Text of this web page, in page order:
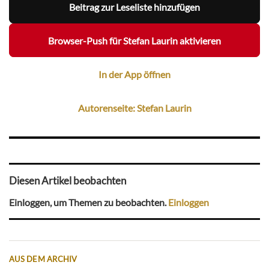
Beitrag zur Leseliste hinzufügen
Browser-Push für Stefan Laurin aktivieren
In der App öffnen
Autorenseite: Stefan Laurin
Diesen Artikel beobachten
Einloggen, um Themen zu beobachten. Einloggen
AUS DEM ARCHIV